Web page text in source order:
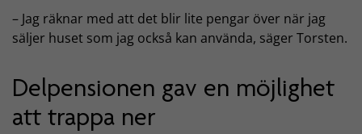
– Jag räknar med att det blir lite pengar över när jag
säljer huset som jag också kan använda, säger Torsten.
Delpensionen gav en möjlighet
att trappa ner